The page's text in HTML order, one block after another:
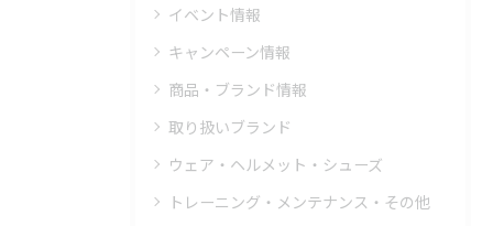
イベント情報
キャンペーン情報
商品・ブランド情報
取り扱いブランド
ウェア・ヘルメット・シューズ
トレーニング・メンテナンス・その他